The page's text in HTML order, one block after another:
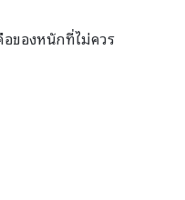
ของหนักที่ไม่ควร